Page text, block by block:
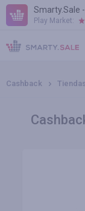
Smarty.Sale
Play Market:
AYUDA
TÉRMINOS DE USO
Cashback Tiendas